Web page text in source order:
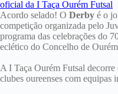
Acordo selado! O Derby é o
competição organizada pelo
programa das celebrações do
eclético do Concelho de
A I Taça Ourém Futsal
clubes oureenses com equipas